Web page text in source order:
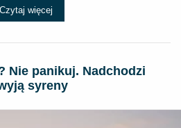
Czytaj więcej
Nie panikuj. Nadchodzi
syreny